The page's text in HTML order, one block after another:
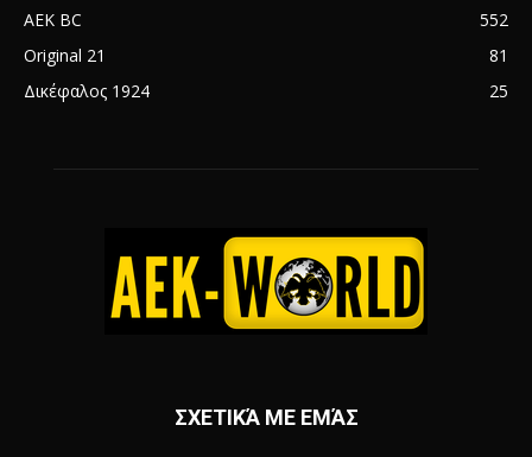
AEK BC
552
Original 21
81
Δικέφαλος 1924
25
ΣΧΕΤΙΚΆ ΜΕ ΕΜΆΣ